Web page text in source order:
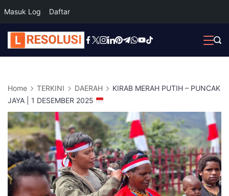
Masuk Log Daftar
Skip
to
Home TERKINI DAERAH
KIRAB MERAH PUTIH – PUNCAK
JAYA | 1 DESEMBER 2025